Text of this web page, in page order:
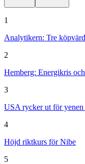
1
Analytikern: Tre
2
Hemberg: Energikris
3
USA rycker ut för yenen
4
Höjd riktkurs för Nibe
5